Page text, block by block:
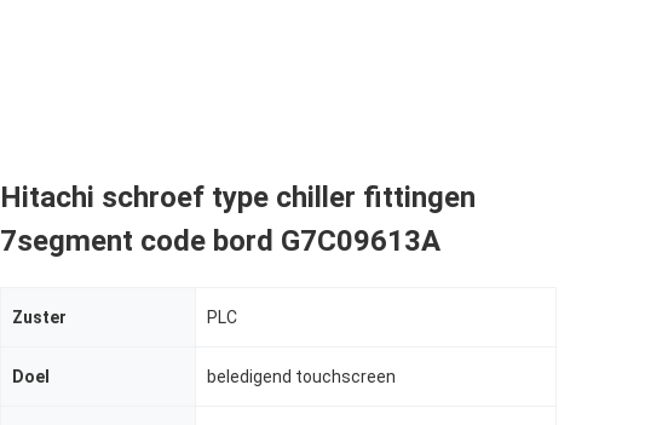
Hitachi schroef type chiller fittingen
7segment code bord G7C09613A
Zuster PLC
Doel beledigend touchscreen